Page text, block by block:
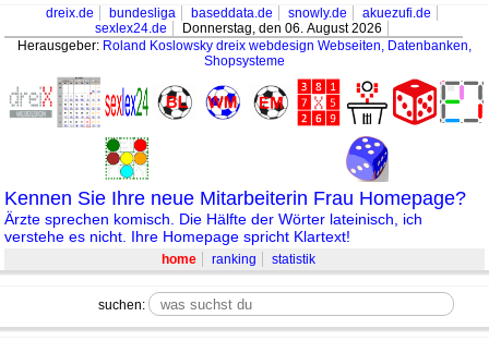
dreix.de bundesliga baseddata.de snowly.de
akuezufi.de
sexlex24.de
Donnerstag, den 06. August 2026
Herausgeber: Roland Koslowsky dreix webdesign Webseiten, Datenbanken,
Shopsysteme
Kennen Sie Ihre neue Mitarbeiterin Frau Homepage?
Ärzte sprechen komisch. Die Hälfte der Wörter lateinisch, ich
verstehe es nicht. Ihre Homepage spricht Klartext!
home ranking statistik
suchen: